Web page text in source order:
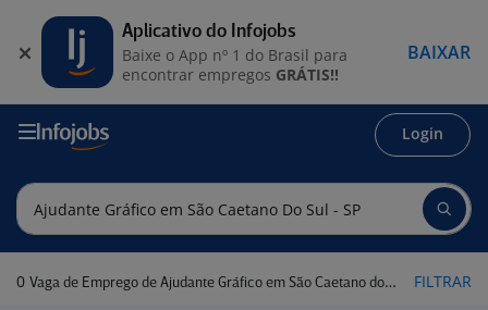
Login
0 Vaga de Emprego de Ajudante Gráfico em São Caetano do Sul - SP FILTRAR
Aplicativo do Infojobs
Baixe o App nº 1 do Brasil para
encontrar empregos GRÁTIS!!
BAIXAR